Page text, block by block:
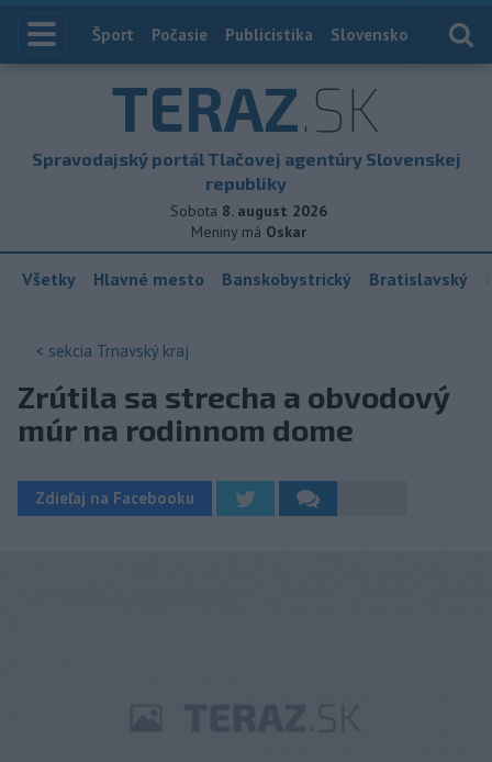
Index
Šport Počasie Publicistika Slovensko
TERAZ.SK
Spravodajský portál Tlačovej agentúry Slovenskej
republiky
Sobota 8. august 2026
Meniny má Oskar
Všetky Hlavné mesto Banskobystrický Bratislavský
< sekcia Trnavský kraj
Zrútila sa strecha a obvodový
múr na rodinnom dome
Zdieľaj na Facebooku